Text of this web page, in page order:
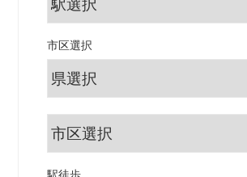
市区選択
駅徒歩